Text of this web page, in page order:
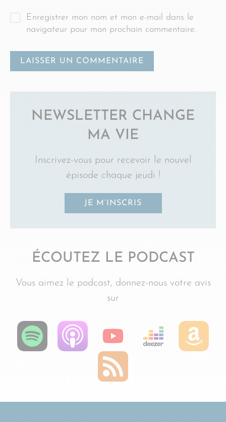
Enregistrer mon nom et mon e-mail dans le
navigateur pour mon prochain commentaire.
NEWSLETTER CHANGE
MA VIE
Inscrivez-vous pour recevoir le nouvel
épisode chaque jeudi !
JE M’INSCRIS
ÉCOUTEZ LE PODCAST
Vous aimez le podcast, donnez-nous votre avis
sur